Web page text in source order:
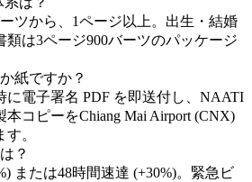
ツから、1ページ以上。出生・結婚
類は3ページ900バーツのパッケージ
紙ですか？
に電子署名 PDF を即送付し、NAATI
本コピーをChiang Mai Airport (CNX)
。
？
または48時間速達 (+30%)。緊急ビ